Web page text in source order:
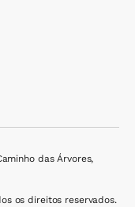
das Árvores,
os direitos reservados.